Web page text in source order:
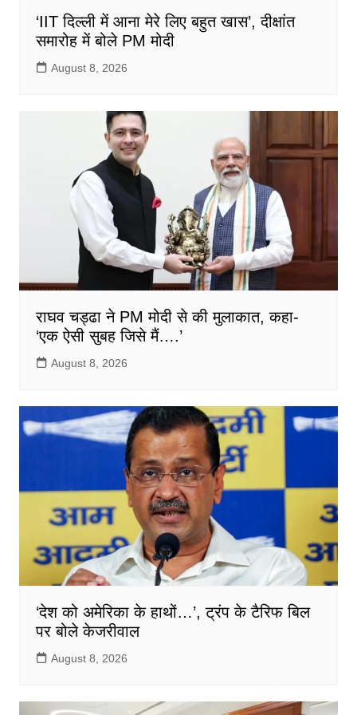
‘IIT दिल्ली में आना मेरे लिए बहुत खास’, दीक्षांत
समारोह में बोले PM मोदी
August 8, 2026
राघव चड्ढा ने PM मोदी से की मुलाकात, कहा-
‘एक ऐसी सुबह जिसे मैं….’
August 8, 2026
‘देश को अमेरिका के हाथों…’, ट्रंप के टैरिफ बिल
पर बोले केजरीवाल
August 8, 2026